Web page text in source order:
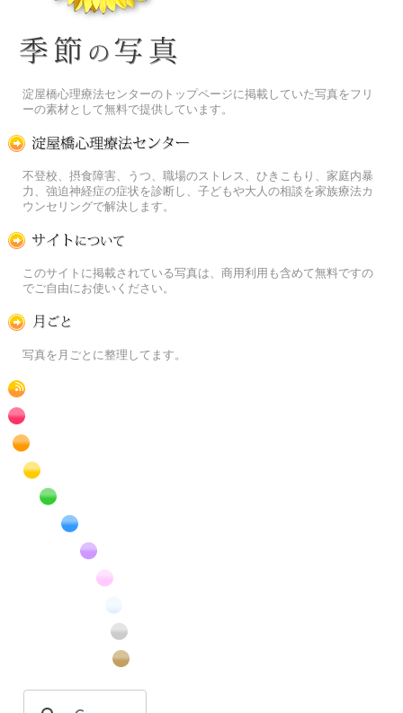
淀屋橋心理療法センターのトップページに掲載していた写真をフリ
ーの素材として無料で提供しています。
不登校、摂食障害、うつ、職場のストレス、ひきこもり、家庭内暴
力、強迫神経症の症状を診断し、子どもや大人の相談を家族療法カ
ウンセリングで解決します。
このサイトに掲載されている写真は、商用利用も含めて無料ですの
でご自由にお使いください。
写真を月ごとに整理してます。
RSS
赤色の花のフリー写真素材
橙色の花のフリー写真素材
黄色の花のフリー写真素材
緑色の花のフリー写真素材
青色の花のフリー写真素材
紫色の花のフリー写真素材
白色の花のフリー写真素材
昆虫のフリー写真素材